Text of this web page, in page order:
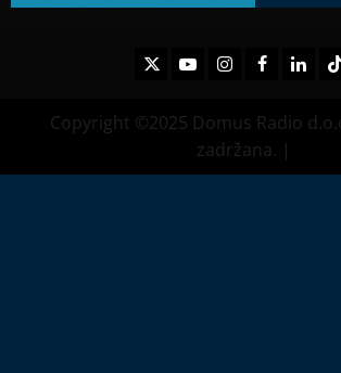
TwitterYoutubeInstagramFacebook
Copyright ©2025 Domus Radio
zadržana. |